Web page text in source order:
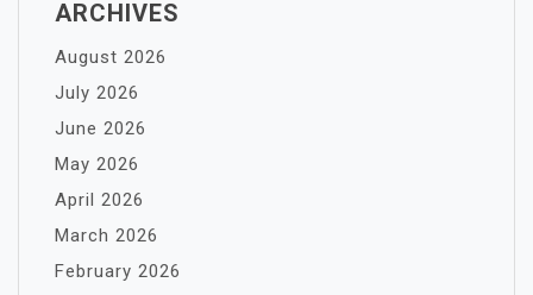
ARCHIVES
August 2026
July 2026
June 2026
May 2026
April 2026
March 2026
February 2026